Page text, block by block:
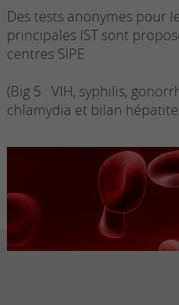
Des tests anonymes pour
principales IST sont
centres SIPE
(Big 5 : VIH, syphilis,
chlamydia et bilan